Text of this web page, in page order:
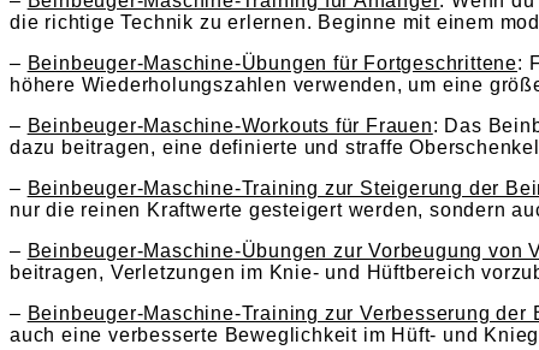
die richtige Technik zu erlernen. Beginne mit einem
– Beinbeuger-Maschine-Übungen für Fortgeschrittene:
höhere Wiederholungszahlen verwenden, um eine
– Beinbeuger-Maschine-Workouts für Frauen: Das
dazu beitragen, eine definierte und straffe
– Beinbeuger-Maschine-Training zur Steigerung der
nur die reinen Kraftwerte gesteigert werden, sondern
– Beinbeuger-Maschine-Übungen zur Vorbeugung von
beitragen, Verletzungen im Knie- und Hüftbereich
– Beinbeuger-Maschine-Training zur Verbesserung der
auch eine verbesserte Beweglichkeit im Hüft- und